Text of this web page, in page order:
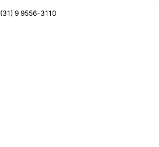
(31) 9 9556-3110